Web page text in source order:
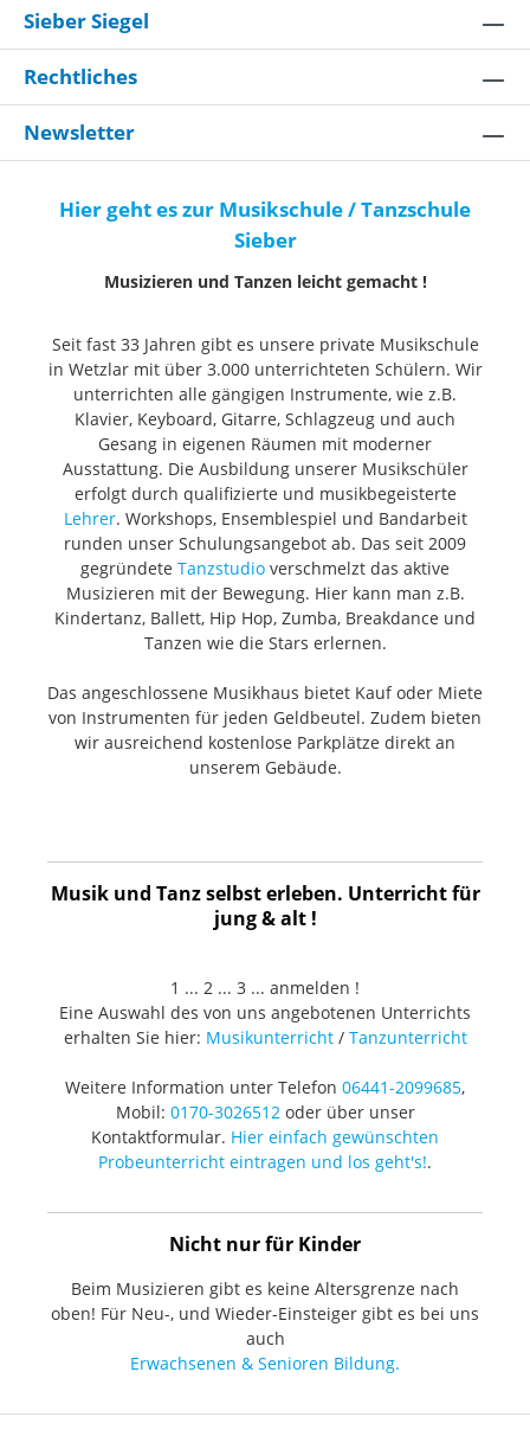
Sieber Siegel
Rechtliches
Newsletter
Hier geht es zur Musikschule / Tanzschule
Sieber
Musizieren und Tanzen leicht gemacht !
Seit fast 33 Jahren gibt es unsere private Musikschule
in Wetzlar mit über 3.000 unterrichteten Schülern. Wir
unterrichten alle gängigen Instrumente, wie z.B.
Klavier, Keyboard, Gitarre, Schlagzeug und auch
Gesang in eigenen Räumen mit moderner
Ausstattung. Die Ausbildung unserer Musikschüler
erfolgt durch qualifizierte und musikbegeisterte
Lehrer. Workshops, Ensemblespiel und Bandarbeit
runden unser Schulungsangebot ab. Das seit 2009
gegründete Tanzstudio verschmelzt das aktive
Musizieren mit der Bewegung. Hier kann man z.B.
Kindertanz, Ballett, Hip Hop, Zumba, Breakdance und
Tanzen wie die Stars erlernen.
Das angeschlossene Musikhaus bietet Kauf oder Miete
von Instrumenten für jeden Geldbeutel. Zudem bieten
wir ausreichend kostenlose Parkplätze direkt an
unserem Gebäude.
Musik und Tanz selbst erleben. Unterricht für
jung & alt !
1 ... 2 ... 3 ... anmelden !
Eine Auswahl des von uns angebotenen Unterrichts
erhalten Sie hier: Musikunterricht/ Tanzunterricht
Weitere Information unter Telefon 06441-2099685,
Mobil: 0170-3026512oder über unser
Kontaktformular. Hier einfach gewünschten
Probeunterricht eintragen und los geht's!.
Nicht nur für Kinder
Beim Musizieren gibt es keine Altersgrenze nach
oben! Für Neu-, und Wieder-Einsteiger gibt es bei uns
auch
Erwachsenen & Senioren Bildung.